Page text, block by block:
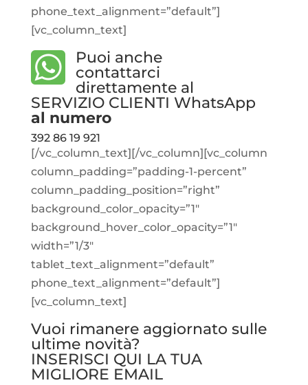
phone_text_alignment=”default”]
[vc_column_text]
Puoi anche
contattarci
direttamente al
SERVIZIO CLIENTI WhatsApp
al numero
392 86 19 921
[/vc_column_text][/vc_column][vc_column
column_padding=”padding-1-percent”
column_padding_position=”right”
background_color_opacity=”1″
background_hover_color_opacity=”1″
width=”1/3″
tablet_text_alignment=”default”
phone_text_alignment=”default”]
[vc_column_text]
Vuoi rimanere aggiornato sulle
ultime novità?
INSERISCI QUI LA TUA
MIGLIORE EMAIL